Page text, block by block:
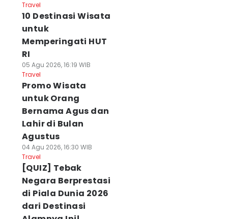
Travel
10 Destinasi Wisata
untuk
Memperingati HUT
RI
05 Agu 2026, 16:19 WIB
Travel
Promo Wisata
untuk Orang
Bernama Agus dan
Lahir di Bulan
Agustus
04 Agu 2026, 16:30 WIB
Travel
[QUIZ] Tebak
Negara Berprestasi
di Piala Dunia 2026
dari Destinasi